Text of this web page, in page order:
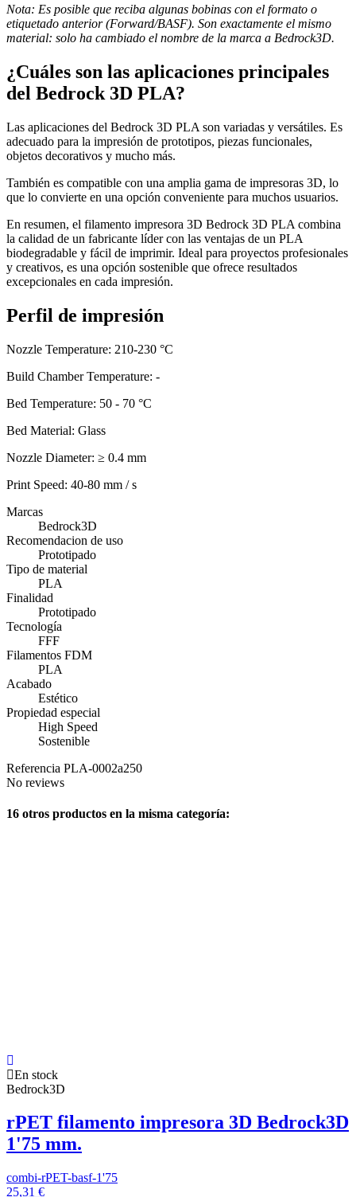
Nota: Es posible que reciba algunas bobinas con el formato o
etiquetado anterior (Forward/BASF). Son exactamente el mismo
material: solo ha cambiado el nombre de la marca a Bedrock3D.
¿Cuáles son las aplicaciones principales
del Bedrock 3D PLA?
Las aplicaciones del Bedrock 3D PLA son variadas y versátiles. Es
adecuado para la impresión de prototipos, piezas funcionales,
objetos decorativos y mucho más.
También es compatible con una amplia gama de impresoras 3D, lo
que lo convierte en una opción conveniente para muchos usuarios.
En resumen, el filamento impresora 3D Bedrock 3D PLA combina
la calidad de un fabricante líder con las ventajas de un PLA
biodegradable y fácil de imprimir. Ideal para proyectos profesionales
y creativos, es una opción sostenible que ofrece resultados
excepcionales en cada impresión.
Perfil de impresión
Nozzle Temperature: 210-230 °C
Build Chamber Temperature: -
Bed Temperature: 50 - 70 °C
Bed Material: Glass
Nozzle Diameter: ≥ 0.4 mm
Print Speed: 40-80 mm / s
Marcas
Bedrock3D
Recomendacion de uso
Prototipado
Tipo de material
PLA
Finalidad
Prototipado
Tecnología
FFF
Filamentos FDM
PLA
Acabado
Estético
Propiedad especial
High Speed
Sostenible
Referencia PLA-0002a250
No reviews
16 otros productos en la misma categoría:
En stock
Bedrock3D
rPET filamento impresora 3D Bedrock3D
1'75 mm.
combi-rPET-basf-1'75
25,31 €